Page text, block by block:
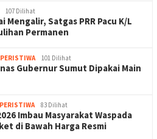
107 Dilihat
Mengalir, Satgas PRR Pacu K/L
Permanen
PERISTIWA 101 Dilihat
Gubernur Sumut Dipakai Main
PERISTIWA 83 Dilihat
Imbau Masyarakat Waspada
di Bawah Harga Resmi